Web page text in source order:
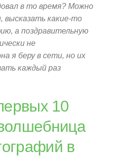
в то время? Можно
высказать какие-то
а поздравительную
не
я беру в сети, но их
каждый раз
10
в